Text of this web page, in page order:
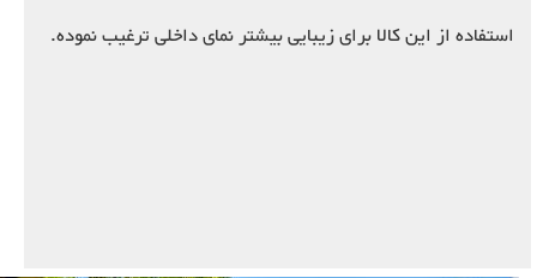
استفاده از این کالا برای زیبایی بیشتر نمای داخلی ترغیب نموده.